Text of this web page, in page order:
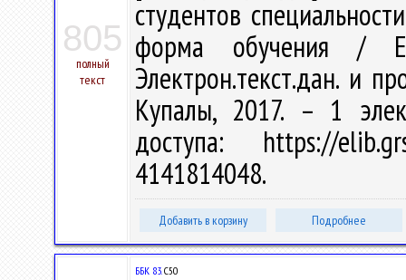
805
полный
текст
студентов
форма обучения /
Электрон.текст.дан. и
Купалы, 2017. – 1
доступа: https://
4141814048.
Добавить в корзину Подробнее
ББК 83.С50